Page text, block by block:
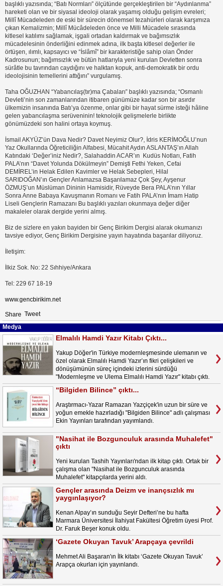
başlıklı yazısında; “Batı Normları” ölçütünde gerçekleştirilen bir “Aydınlanma”
hareketi olan ve bir siyasal ideoloji olarak yaşamış olduğu gelişim evreleri;
Millî Mücadeleden de eski bir sürecin dönemsel tezahürleri olarak karşımıza
çıkan Kemalizmin; Millî Mücâdeleden önce ve Milli Mücadele sırasında
kitlesel katılımı sağlamak, işgali ortadan kaldırmak ve bağımsızlık
mücadelesinin önderliğini edinmek adına, ilk başta kitlesel değerler ile
örtüşen, ılımlı, kapsayıcı ve “İslâmî” bir karakteristiğe sahip olan Önder
Kadrosunun; bağımsızlık ve bütün hatlarıyla yeni kurulan Devletten sonra
sürâtle bu tavrından caydığını ve halktan kopuk, anti-demokratik bir ordu
ideolojisinin temellerini attığını” vurgulamış.
Taha OĞUZHAN “Yabancılaş(tır)ma Çabaları” başlıklı yazısında; “Osmanlı
Devleti’nin son zamanlarından itibaren günümüze kadar son bir asırdır
ülkemizin insanında Batı’ya özenme, onlar gibi bir hayat sürme isteği hâline
gelen yabancılaşma serüveninin! teknolojik gelişmelerle birlikte
gönümüzdeki son halini ortaya koymuş.
İsmail AKYÜZ’ün Dava Nedir? Davet Neyimiz Olur?, İdris KERİMOĞLU’nun
Yaz Okullarında Öğreticiliğin Alfabesi, Mücahit Aydın ASLANTAŞ’ın Allah
Katındaki ‘Değer’iniz Nedir?, Salahaddin ACAR’ın Kudüs Notları, Fatih
PALA’nın “Davet Yolunda Dökülmeyin” Demişti Fethi Yeken, Cefai
DEMİREL’in Helak Edilen Kavimler ve Helak Sebepleri, Hilal
SARIDOĞAN’ın Gençler Anlamazsa Başarılamaz Çok Şey, Ayşenur
ÖZMUŞ’un Müslüman Dininin Hamisidir, Rüveyde Bera PALA’nın Yıllar
Sonra Anne Babaya Kavuşmanın Romanı ve Fatih PALA’nın İmam Hatip
Liseli Gençlerin Ramazanı Bu başlıklı yazıları okunmaya değer diğer
makaleler olarak dergide yerini almış.
Biz de sizlere en yakın bayiden bir Genç Birikim Dergisi alarak okumanızı
tavsiye ediyor, Genç Birikim Dergisine yayın hayatında başarılar diliyoruz.
İletişim:
İlkiz Sok. No: 22 Sıhhiye/Ankara
Tel: 229 67 18-19
www.gencbirikim.net
Share Tweet
Medya
Elmalılı Hamdi Yazır Kitabı Çıktı...
Yakup Döğer'in Türkiye modernleşmesinde ulemanın ve
özel olarak Elmalılı Hamdi Yazır’ın fikri çelişkileri ve
dönüşümünün süreç içindeki izlerini sürdüğü
"Modernleşme ve Ulema Elmalılı Hamdi Yazır" kitabı çıktı.
“Bilgiden Bilince” çıktı...
Araştırmacı-Yazar Ramazan Yazçiçek'in uzun bir süre ve
yoğun emekle hazırladığı "Bilgiden Bilince" adlı çalışması
Ekin Yayınları tarafından yayımlandı.
"Nasihat ile Bozgunculuk arasında Muhalefet"
çıktı
Yeni kurulan Tashih Yayınları'ndan ilk kitap çıktı. Ortak bir
çalışma olan "Nasihat ile Bozgunculuk arasında
Muhalefet" kitapçılarda yerini aldı.
Gençler arasında Deizm ve inançsızlık mı
yaygınlaşıyor?
Kenan Alpay’ın sunduğu Seyir Defteri’ne bu hafta
Marmara Üniversitesi İlahiyat Fakültesi Öğretim üyesi Prof.
Dr. Faruk Beşer konuk oldu.
‘Gazete Okuyan Tavuk’ Arapçaya çevrildi
Mehmet Ali Başaran'ın İlk kitabı ‘Gazete Okuyan Tavuk’
Arapça okurları için yayınlandı.